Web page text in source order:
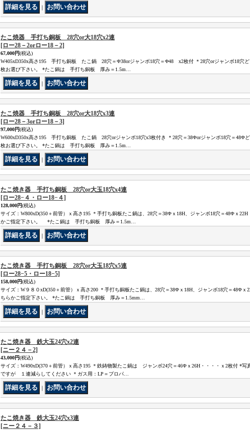
｜
たこ焼器 手打ち銅板 28穴or大18穴x2連
[ロー28－2orロー18－2]
67,000円(税込)
W405xD350x高さ195 手打ち銅板 たこ鍋 28穴＝Ф38orジャンボ18穴＝Φ48 x2枚付 ＊28穴orジャンボ18穴ど
枚お選び下さい。 *たこ鍋は 手打ち銅板 厚み＝1.5m…
｜
たこ焼器 手打ち銅板 28穴or大18穴x3連
[ロー28－3orロー18－3]
97,000円(税込)
W600xD350x高さ195 手打ち銅板 たこ鍋 28穴orジャンボ18穴x3枚付き ＊28穴＝38Фorジャンボ18穴＝48Ф
枚お選び下さい。 *たこ鍋は 手打ち銅板 厚み＝1.5m…
｜
たこ焼き器 手打ち銅板 28穴or大玉18穴x4連
[ロー28−４・ロー18−４]
128,000円(税込)
サイズ：W800xD(350＋前管）ｘ高さ195 ＊手打ち銅板たこ鍋は、28穴＝38Фｘ18H、ジャンボ18穴＝48Фｘ
かご指定下さい。 *たこ鍋は 手打ち銅板 厚み＝1.5m…
｜
たこ焼き器 手打ち銅板 28穴or大玉18穴x5連
[ロー28−5・ロー18−5]
158,000円(税込)
サイズ：W９８０xD(350＋前管）ｘ高さ200 ＊手打ち銅板たこ鍋は、28穴＝38Фｘ18H、ジャンボ18穴＝48Ф
ちらかご指定下さい。 *たこ鍋は 手打ち銅板 厚み＝1.5mm…
｜
たこ焼き器 鉄大玉24穴x2連
[ニー２４－2]
43,000円(税込)
サイズ：W490xD(370＋前管）ｘ高さ195 ＊鉄鋳物製たこ鍋は ジャンボ24穴＝46Фｘ26H・・・・ｘ2枚付 *写
ですが １連減らしてください ＊ガス用：LP＝プロパ…
｜
たこ焼き器 鉄大玉24穴x3連
[ニー２４－３]